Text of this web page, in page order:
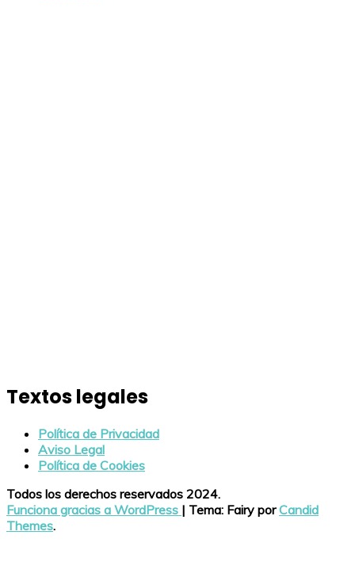
Textos legales
Política de Privacidad
Aviso Legal
Política de Cookies
Todos los derechos reservados 2024.
Funciona gracias a WordPress | Tema: Fairy porCandid
Themes.